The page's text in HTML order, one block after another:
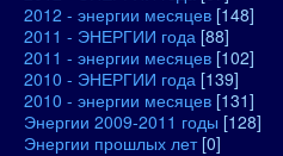
2012 - энергии месяцев [148]
2011 - ЭНЕРГИИ года [88]
2011 - энергии месяцев [102]
2010 - ЭНЕРГИИ года [139]
2010 - энергии месяцев [131]
Энергии 2009-2011 годы [128]
Энергии прошлых лет [0]